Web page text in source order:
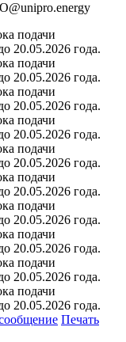
подачи
20.05.2026 года.
подачи
20.05.2026 года.
подачи
20.05.2026 года.
подачи
20.05.2026 года.
подачи
20.05.2026 года.
подачи
20.05.2026 года.
подачи
20.05.2026 года.
подачи
20.05.2026 года.
подачи
20.05.2026 года.
подачи
20.05.2026 года.
Печать